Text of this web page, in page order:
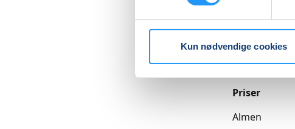
Kun nødvendige cookies
Betal med
Priser
Almen